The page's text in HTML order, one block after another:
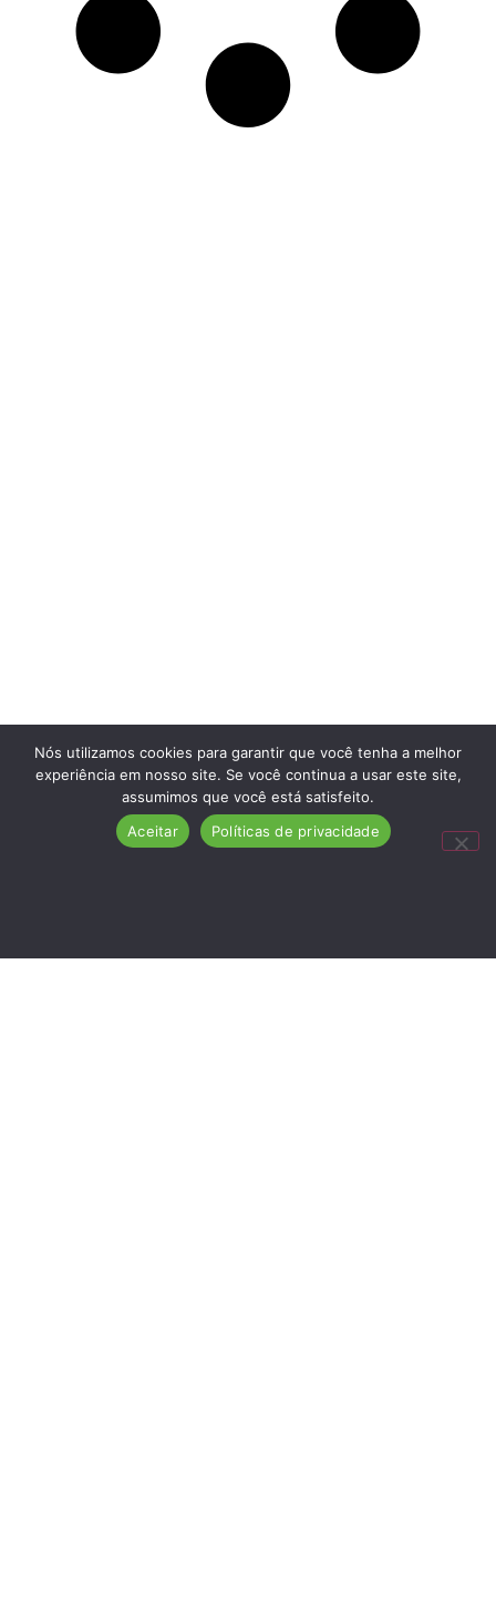
Nós utilizamos cookies para garantir que você tenha a melhor
experiência em nosso site. Se você continua a usar este site,
assumimos que você está satisfeito.
Aceitar
Políticas de privacidade